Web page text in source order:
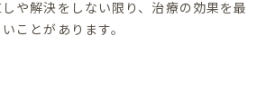
や解決をしない限り、治療の効果を最
ことがあります。